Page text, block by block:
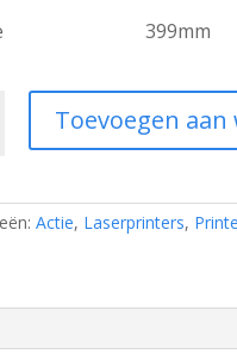
399mm
Toevoegen
Actie, Laserprinters,